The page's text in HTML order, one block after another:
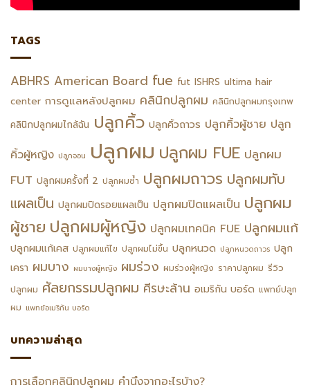
TAGS
ABHRS American Board fue fut ISHRS ultima hair
center การดูแลหลังปลูกผม คลินิกปลูกผม คลินิกปลูกผมกรุงเทพ
คลินิกปลูกผมไกล้ฉัน ปลูกคิ้ว ปลูกคิ้วถาวร ปลูกคิ้วผู้ชาย ปลูก
คิ้วผู้หญิง ปลูกจอน ปลูกผม ปลูกผม FUE ปลูกผม
FUT ปลูกผมครั้งที่ 2 ปลูกผมซ้ำ ปลูกผมถาวร ปลูกผมทับ
แผลเป็น ปลูกผมปิดรอยแผลเป็น ปลูกผมปิดแผลเป็น ปลูกผม
ผู้ชาย ปลูกผมผู้หญิง ปลูกผมเทคนิค FUE ปลูกผมแก้
ปลูกผมแก้เคส ปลูกผมแก้ไข ปลูกผมไม่ขึ้น ปลูกหนวด ปลูกหนวดถาวร ปลูก
เครา ผมบาง ผมบางผู้หญิง ผมร่วง ผมร่วงผู้หญิง ราคาปลูกผม รีวิว
ปลูกผม ศัลยกรรมปลูกผม ศีรษะล้าน อเมริกัน บอร์ด แพทย์ปลูก
ผม แพทย์อเมริกัน บอร์ด
บทความล่าสุด
การเลือกคลินิกปลูกผม คำนึงจากอะไรบ้าง?